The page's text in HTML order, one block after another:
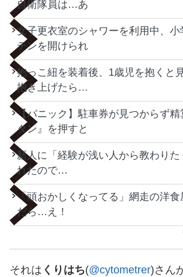
自衛隊員は…あ
女子更衣室のシャワーを利用中、
テンを開けられ
抱っこ紐を装着後、1歳児を抱くと
抱き上げたら…
【パニック】駐車券が見つからず
タン』を押すと
新人に「経験が浅い人から教わり
れたので…
「頭おかしくなってる」網走の洋
だら…え！
それは くりはち(@cytometrer)さん